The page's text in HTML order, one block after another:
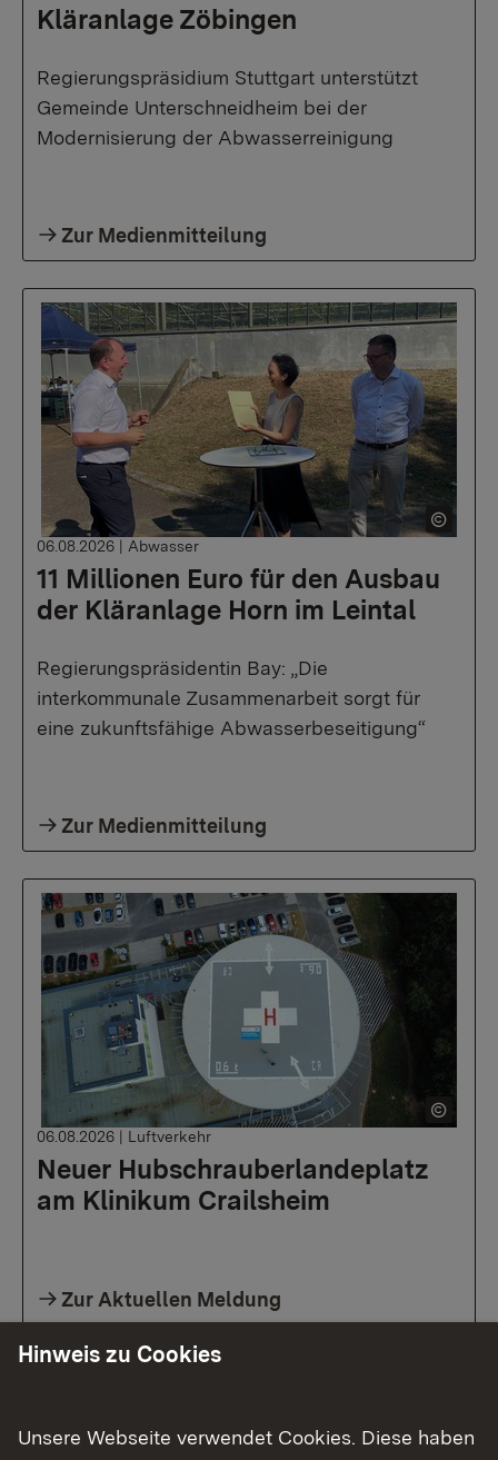
Kläranlage Zöbingen
Regierungspräsidium Stuttgart unterstützt
Gemeinde Unterschneidheim bei der
Modernisierung der Abwasserreinigung
Zur Medienmitteilung
11 Millionen Euro für den Ausbau
der Kläranlage Horn im Leintal
06.08.2026 | Abwasser
Regierungspräsidentin Bay: „Die
interkommunale Zusammenarbeit sorgt für
eine zukunftsfähige Abwasserbeseitigung“
Zur Medienmitteilung
Neuer Hubschrauberlandeplatz
am Klinikum Crailsheim
06.08.2026 | Luftverkehr
Zur Aktuellen Meldung
Hinweis zu Cookies
Unsere Webseite verwendet Cookies. Diese haben